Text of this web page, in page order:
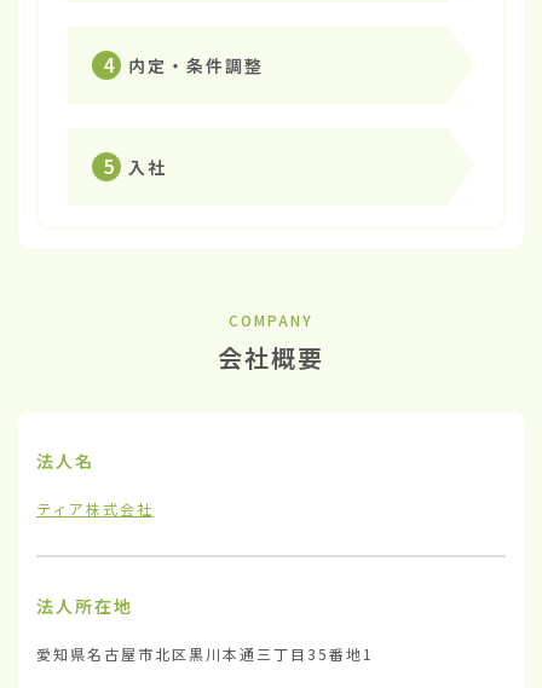
4 内定・条件調整
5 入社
COMPANY
会社概要
法人名
ティア株式会社
法人所在地
愛知県名古屋市北区黒川本通三丁目35番地1